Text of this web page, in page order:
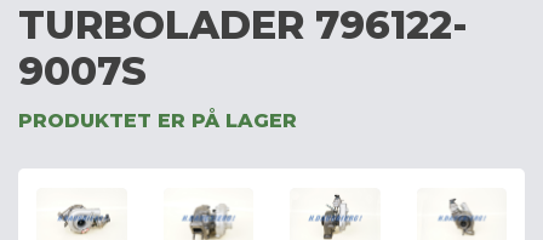
TURBOLADER 796122-
9007S
PRODUKTET ER PÅ LAGER